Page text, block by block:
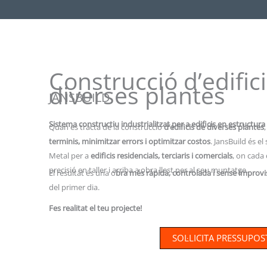
Construcció
diverses plantes
JANSBUILD
Sistema constructiu industrialitzat per a edificis en estructura
Quan es tracta de la construcciód’edificis de diverses plantes
terminis, minimitzar errors i optimitzar costos. JansBuild és
Metal per a edificis residencials, terciaris i comercials, on
precisió en taller i arriba a obra llest per al seu muntatge.
El resultat és una obra més ràpida, controlada i sense
del primer dia.
Fes realitat el teu projecte!
SOL·LICITA